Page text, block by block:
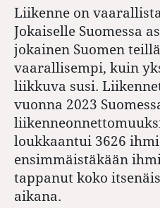
Liikenne on
Jokaiselle Suomessa
jokainen Suomen
vaarallisempi, kuin
liikkuva susi.
vuonna 2023
loukkaantui 3626
ensimmäistäkään
tappanut koko
aikana.